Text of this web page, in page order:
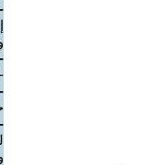
-
-
-
-